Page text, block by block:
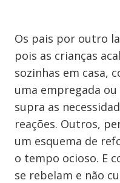
Os pais por outro
pois as crianças
sozinhas em casa,
uma empregada
supra as
reações. Outros,
um esquema de
o tempo ocioso. E
se rebelam e não